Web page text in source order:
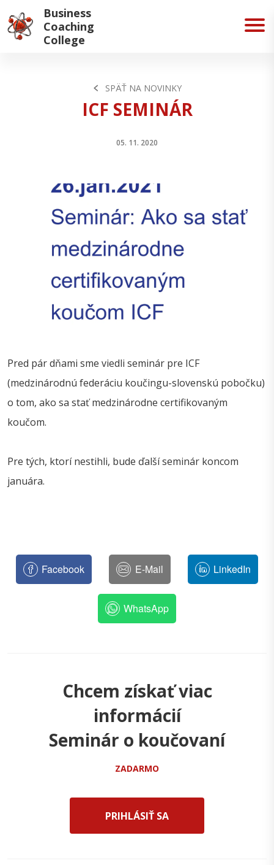
Business
Coaching
College
SPÄŤ NA NOVINKY
ICF SEMINÁR
05. 11. 2020
Pred pár dňami sme viedli seminár pre ICF
(medzinárodnú federáciu koučingu-slovenskú pobočku)
o tom, ako sa stať medzinárodne certifikovaným
koučom.
Pre tých, ktorí nestihli, bude ďalší seminár koncom
januára.
Facebook E-Mail LinkedIn
WhatsApp
Chcem získať viac
informácií
Seminár o koučovaní
ZADARMO
PRIHLÁSIŤ SA